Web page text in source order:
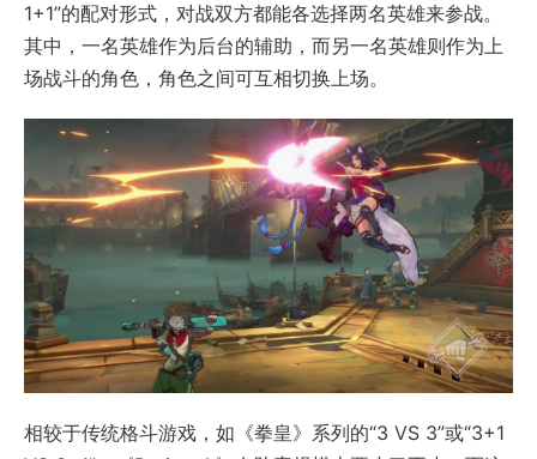
1+1”的配对形式，对战双方都能各选择两名英雄来参战。
其中，一名英雄作为后台的辅助，而另一名英雄则作为上
场战斗的角色，角色之间可互相切换上场。
相较于传统格斗游戏，如《拳皇》系列的“3 VS 3”或“3+1